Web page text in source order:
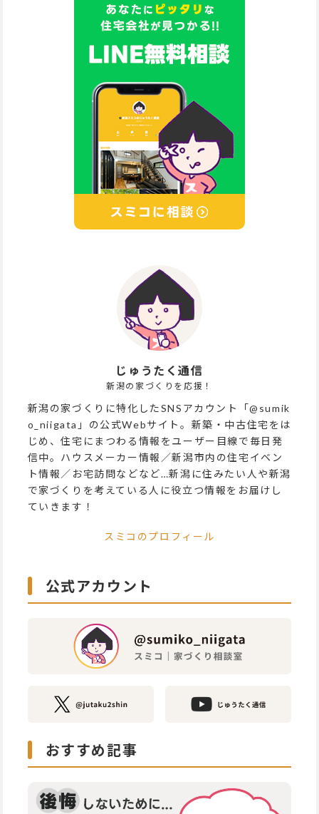
じゅうたく通信
新潟の家づくりを応援！
新潟の家づくりに特化したSNSアカウント「@sumik
o_niigata」の公式Webサイト。新築・中古住宅をは
じめ、住宅にまつわる情報をユーザー目線で毎日発
信中。ハウスメーカー情報／新潟市内の住宅イベン
ト情報／お宅訪問などなど…新潟に住みたい人や新潟
で家づくりを考えている人に役立つ情報をお届けし
ていきます！
スミコのプロフィール
公式アカウント
おすすめ記事